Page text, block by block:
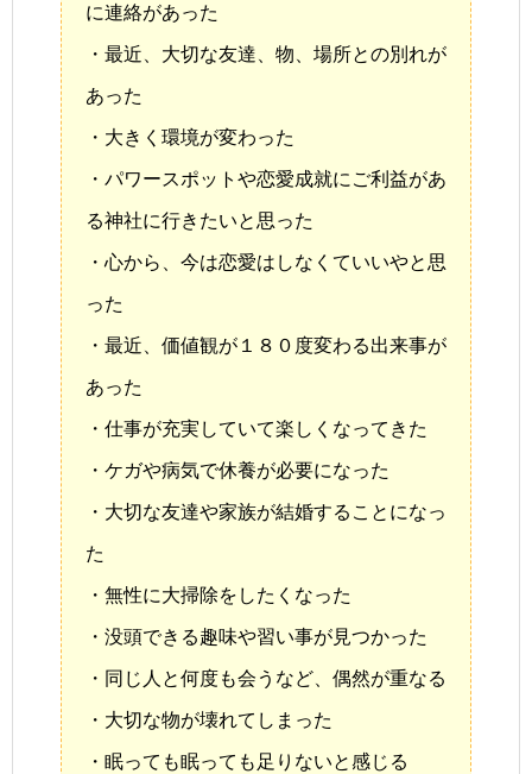
に連絡があった
・最近、大切な友達、物、場所との別れが
あった
・大きく環境が変わった
・パワースポットや恋愛成就にご利益があ
る神社に行きたいと思った
・心から、今は恋愛はしなくていいやと思
った
・最近、価値観が１８０度変わる出来事が
あった
・仕事が充実していて楽しくなってきた
・ケガや病気で休養が必要になった
・大切な友達や家族が結婚することになっ
た
・無性に大掃除をしたくなった
・没頭できる趣味や習い事が見つかった
・同じ人と何度も会うなど、偶然が重なる
・大切な物が壊れてしまった
・眠っても眠っても足りないと感じる